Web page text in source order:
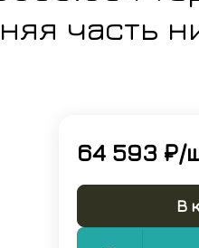
часть
64 593 ₽/
В